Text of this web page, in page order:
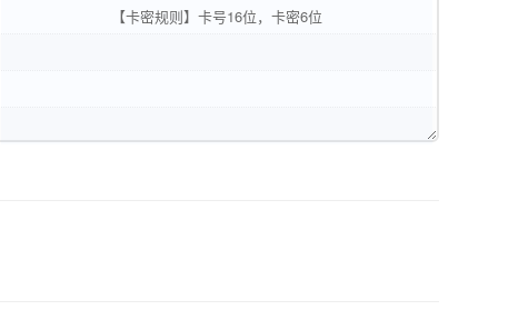
【卡密规则】卡号16位，卡密6位